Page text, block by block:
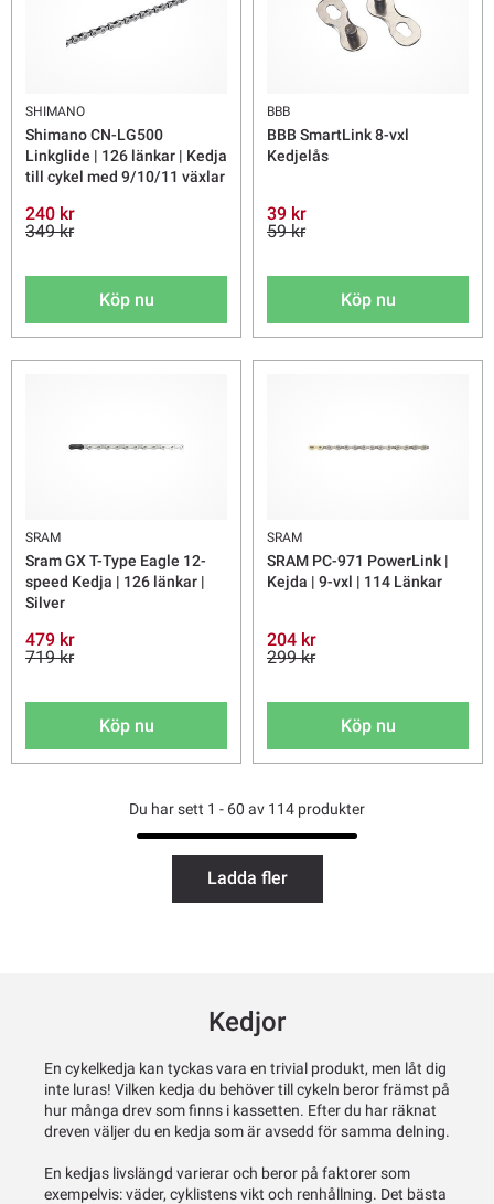
SHIMANO
Shimano CN-LG500
Linkglide | 126 länkar | Kedja
till cykel med 9/10/11 växlar
240 kr
349 kr
Köp nu
BBB
BBB SmartLink 8-vxl
Kedjelås
39 kr
59 kr
Köp nu
SRAM
Sram GX T-Type Eagle 12-
speed Kedja | 126 länkar |
Silver
479 kr
719 kr
Köp nu
SRAM
SRAM PC-971 PowerLink |
Kejda | 9-vxl | 114 Länkar
204 kr
299 kr
Köp nu
Du har sett 1 - 60 av 114 produkter
Ladda fler
Kedjor
En cykelkedja kan tyckas vara en trivial produkt, men låt dig
inte luras! Vilken kedja du behöver till cykeln beror främst på
hur många drev som finns i kassetten. Efter du har räknat
dreven väljer du en kedja som är avsedd för samma delning.
En kedjas livslängd varierar och beror på faktorer som
exempelvis: väder, cyklistens vikt och renhållning. Det bästa